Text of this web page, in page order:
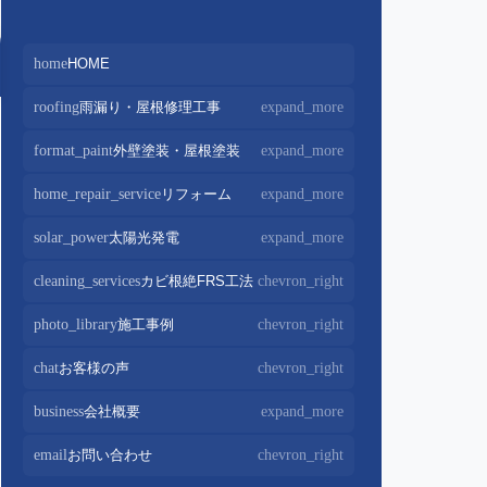
homeHOME
roofing雨漏り・屋根修理工事 expand_more
屋根修理・屋根工事 chevron_right
部分屋根工事 chevron_right
棟板金包み直し工事 chevron_right
棟板金工事 chevron_right
format_paint外壁塗装・屋根塗装 expand_more
外壁塗装 chevron_right
home_repair_service リフォーム expand_more
キッチンリフォーム chevron_right
家電・設備リフォーム chevron_right
外構リフォーム chevron_right
solar_power太陽光発電 expand_more
太陽光パネル設置 chevron_right
cleaning_servicesカビ根絶FRS工法 chevron_right
photo_library施工事例 chevron_right
chatお客様の声 chevron_right
business会社概要 expand_more
会社案内 chevron_right
emailお問い合わせ chevron_right